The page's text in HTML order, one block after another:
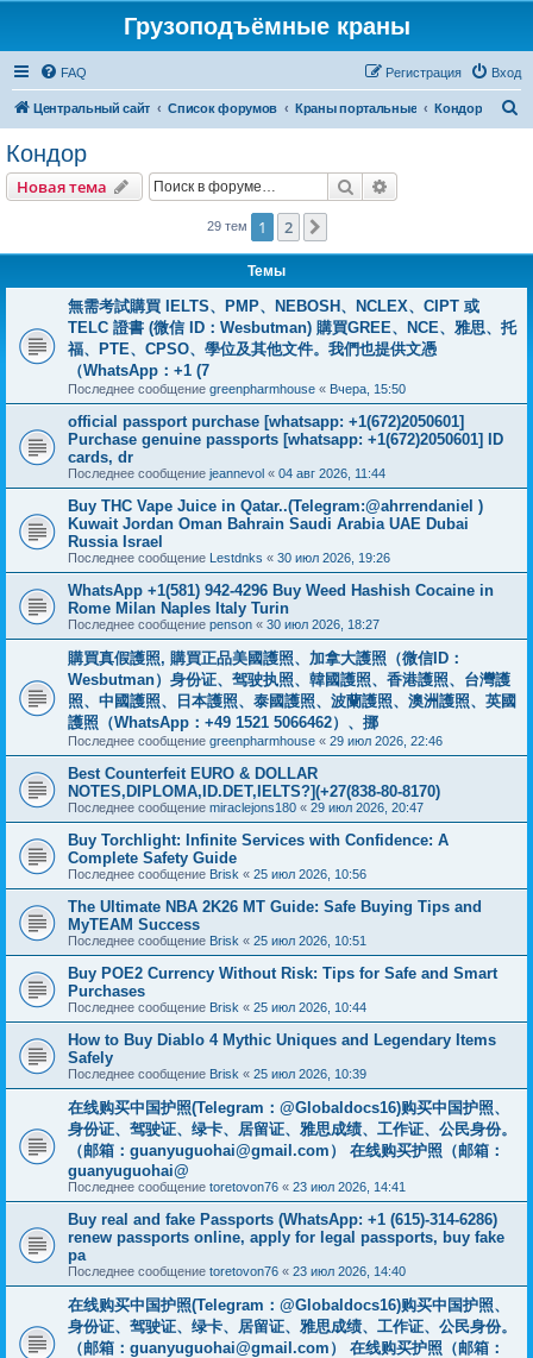
Грузоподъёмные краны
FAQ Вход
Регистрация
Центральный сайт Список форумов Краны портальные Кондор
Кондор
Новая тема Поиск
29 тем 1 2
Темы
無需考試購買 IELTS、PMP、NEBOSH、NCLEX、CIPT 或
TELC 證書 (微信 ID：Wesbutman) 購買GREE、NCE、雅思、托
福、PTE、CPSO、學位及其他文件。我們也提供文憑
（WhatsApp：+1 (7
Последнее сообщение greenpharmhouse « Вчера, 15:50
official passport purchase [whatsapp: +1(672)2050601]
Purchase genuine passports [whatsapp: +1(672)2050601] ID
cards, dr
Последнее сообщение jeannevol « 04 авг 2026, 11:44
Buy THC Vape Juice in Qatar..(Telegram:@ahrrendaniel )
Kuwait Jordan Oman Bahrain Saudi Arabia UAE Dubai
Russia Israel
Последнее сообщение Lestdnks « 30 июл 2026, 19:26
WhatsApp +1(581) 942-4296 Buy Weed Hashish Cocaine in
Rome Milan Naples Italy Turin
Последнее сообщение penson « 30 июл 2026, 18:27
購買真假護照, 購買正品美國護照、加拿大護照（微信ID：
Wesbutman）身份证、驾驶执照、韓國護照、香港護照、台灣護
照、中國護照、日本護照、泰國護照、波蘭護照、澳洲護照、英國
護照（WhatsApp：+49 1521 5066462）、挪
Последнее сообщение greenpharmhouse « 29 июл 2026, 22:46
Best Counterfeit EURO & DOLLAR
NOTES,DIPLOMA,ID.DET,IELTS?](+27(838-80-8170)
Последнее сообщение miraclejons180 « 29 июл 2026, 20:47
Buy Torchlight: Infinite Services with Confidence: A
Complete Safety Guide
Последнее сообщение Brisk « 25 июл 2026, 10:56
The Ultimate NBA 2K26 MT Guide: Safe Buying Tips and
MyTEAM Success
Последнее сообщение Brisk « 25 июл 2026, 10:51
Buy POE2 Currency Without Risk: Tips for Safe and Smart
Purchases
Последнее сообщение Brisk « 25 июл 2026, 10:44
How to Buy Diablo 4 Mythic Uniques and Legendary Items
Safely
Последнее сообщение Brisk « 25 июл 2026, 10:39
在线购买中国护照(Telegram：@Globaldocs16)购买中国护照、
身份证、驾驶证、绿卡、居留证、雅思成绩、工作证、公民身份。
（邮箱： guanyuguohai@gmail.com ） 在线购买护照（邮箱：
guanyuguohai@
Последнее сообщение toretovon76 « 23 июл 2026, 14:41
Buy real and fake Passports (WhatsApp: +1 (615)-314-6286)
renew passports online, apply for legal passports, buy fake
pa
Последнее сообщение toretovon76 « 23 июл 2026, 14:40
在线购买中国护照(Telegram：@Globaldocs16)购买中国护照、
身份证、驾驶证、绿卡、居留证、雅思成绩、工作证、公民身份。
（邮箱： guanyuguohai@gmail.com ） 在线购买护照（邮箱：